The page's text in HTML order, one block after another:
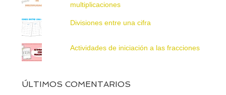
multiplicaciones
Divisiones entre una cifra
Actividades de iniciación a las fracciones
ÚLTIMOS COMENTARIOS